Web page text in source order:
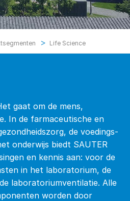
> Life Science
gaat om de mens,
In de farmaceutische en
de voedings-
onderwijs biedt SAUTER
en kennis aan: voor de
in het laboratorium, de
laboratoriumventilatie. Alle
worden door